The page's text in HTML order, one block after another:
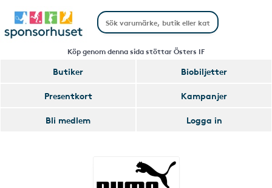
Köp genom denna sida stöttar Östers IF
Butiker
Biobiljetter
Presentkort
Kampanjer
Bli medlem
Logga in